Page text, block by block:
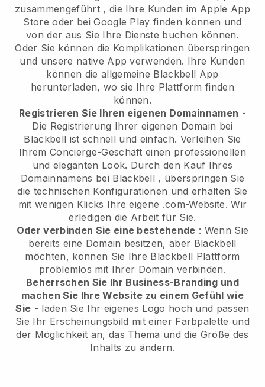
zusammengeführt, die Ihre Kunden im Apple App
Store oder bei Google Play finden können und
von der aus Sie Ihre Dienste buchen können.
Oder Sie können die Komplikationen überspringen
und unsere native App verwenden. Ihre Kunden
können die allgemeine Blackbell App
herunterladen, wo sie Ihre Plattform finden
können.
Registrieren Sie Ihren eigenen Domainnamen -
Die Registrierung Ihrer eigenen Domain bei
Blackbell ist schnell und einfach. Verleihen Sie
Ihrem Concierge-Geschäft einen professionellen
und eleganten Look. Durch den Kauf Ihres
Domainnamens bei Blackbell , überspringen Sie
die technischen Konfigurationen und erhalten Sie
mit wenigen Klicks Ihre eigene .com-Website. Wir
erledigen die Arbeit für Sie.
Oder verbinden Sie eine bestehende : Wenn Sie
bereits eine Domain besitzen, aber Blackbell
möchten, können Sie Ihre Blackbell Plattform
problemlos mit Ihrer Domain verbinden.
Beherrschen Sie Ihr Business-Branding und
machen Sie Ihre Website zu einem Gefühl wie
Sie - laden Sie Ihr eigenes Logo hoch und passen
Sie Ihr Erscheinungsbild mit einer Farbpalette und
der Möglichkeit an, das Thema und die Größe des
Inhalts zu ändern.